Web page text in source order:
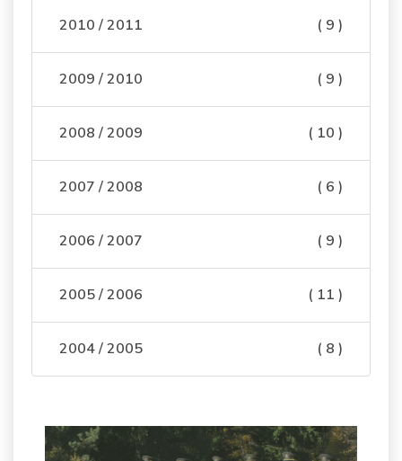
2010 / 2011 ( 9 )
2009 / 2010 ( 9 )
2008 / 2009 ( 10 )
2007 / 2008 ( 6 )
2006 / 2007 ( 9 )
2005 / 2006 ( 11 )
2004 / 2005 ( 8 )